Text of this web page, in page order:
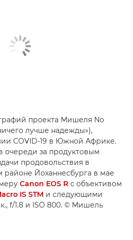
проекта Мишеля No
лучше надежды»),
COVID-19 в Южной Африке.
очереди за продуктовым
продовольствия в
Йоханнесбурга в мае
Canon EOS R с объективом
IS STM и следующими
f/1.8 и ISO 800. © Мишель